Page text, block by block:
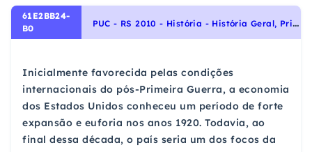
61E2BB24-
B0
P
UC - RS 2010 - História - História Geral, Primeira Guerra Mundial, Período Entre-Guerras; Crise de 1929 e seus desdobramentos
Inicialmente favorecida pelas condições
internacionais do pós-Primeira Guerra, a economia
dos Estados Unidos conheceu um período de forte
expansão e euforia nos anos 1920. Todavia, ao
final dessa década, o país seria um dos focos da